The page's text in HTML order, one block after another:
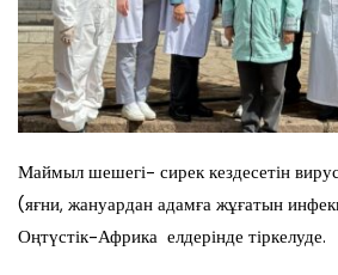
Маймыл шешегі- сирек кездесетін
(яғни, жануардан адамға жұғатын
Оңтүстік-Африка елдерінде тіркелуде.